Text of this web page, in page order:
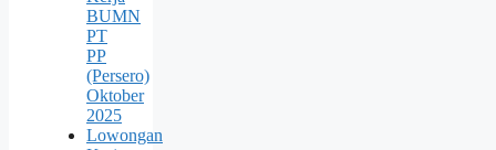
BUMN
PT
PP
(Persero)
Oktober
2025
Lowongan